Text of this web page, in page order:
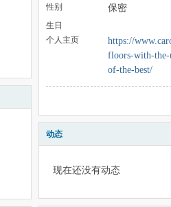
性别 保密
生日
个人主页
https://
floors-with-the-
of-the-best/
动态
现在还没有动态